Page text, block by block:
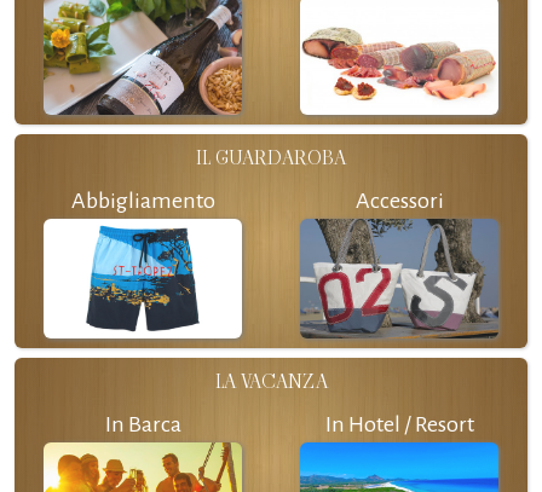
IL GUARDAROBA
Abbigliamento Accessori
LA VACANZA
In Barca In Hotel / Resort